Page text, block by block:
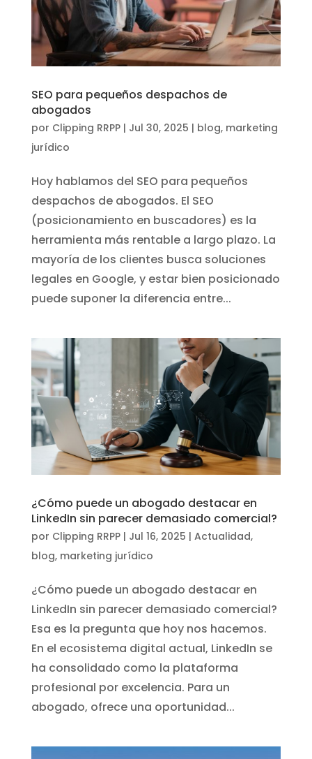
SEO para pequeños despachos de
abogados
por Clipping RRPP| Jul 30, 2025 | blog, marketing
jurídico
Hoy hablamos del SEO para pequeños
despachos de abogados. El SEO
(posicionamiento en buscadores) es la
herramienta más rentable a largo plazo. La
mayoría de los clientes busca soluciones
legales en Google, y estar bien posicionado
puede suponer la diferencia entre...
¿Cómo puede un abogado destacar en
LinkedIn sin parecer demasiado comercial?
por Clipping RRPP| Jul 16, 2025 | Actualidad,
blog, marketing jurídico
¿Cómo puede un abogado destacar en
LinkedIn sin parecer demasiado comercial?
Esa es la pregunta que hoy nos hacemos.
En el ecosistema digital actual, LinkedIn se
ha consolidado como la plataforma
profesional por excelencia. Para un
abogado, ofrece una oportunidad...